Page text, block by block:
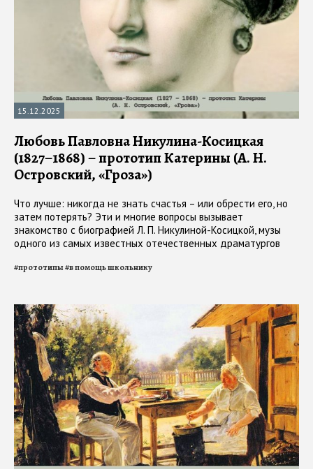
15.12.2025
Любовь Павловна Никулина-Косицкая
(1827–1868) – прототип Катерины (А. Н.
Островский, «Гроза»)
Что лучше: никогда не знать счастья – или обрести его, но
затем потерять? Эти и многие вопросы вызывает
знакомство с биографией Л. П. Никулиной-Косицкой, музы
одного из самых известных отечественных драматургов
#прототипы#в помощь школьнику